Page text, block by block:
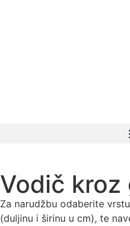
Vodič kroz
Za narudžbu odaberite
(duljinu i širinu u cm), te